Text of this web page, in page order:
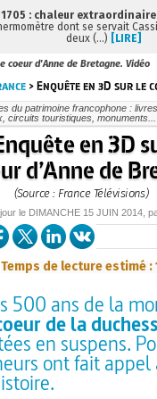
coeur d'Anne de Bretagne. Vidéo
> Enquête en 3D sur le
du patrimoine francophone :
circuits touristiques, monuments...
en 3D
d’Anne de
(Source : France Télévisions)
le DIMANCHE 15 JUIN 2014,
Temps de lecture estimé :
ans de la
de la
en suspens.
ont fait appel
: chaleur
dont se servait
deux (…) [LIRE]